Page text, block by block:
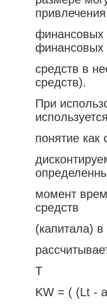
привлечения
финансовых
финансовых
средств в
средств).
При
понятие как
момент
средств
(капитала) в
T
KW = ( (Lt -